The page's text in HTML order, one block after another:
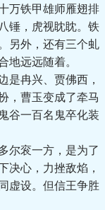
万铁甲雄师雁翅排
锤，虎视眈眈。铁
另外，还有三个虬
地远远随着。
冉兴、贾佛西，
，曹玉变成了牵马
谷一百名鬼卒化装
衮一方，是为了
决心，力挫敌焰，
虚设。但信王争胜